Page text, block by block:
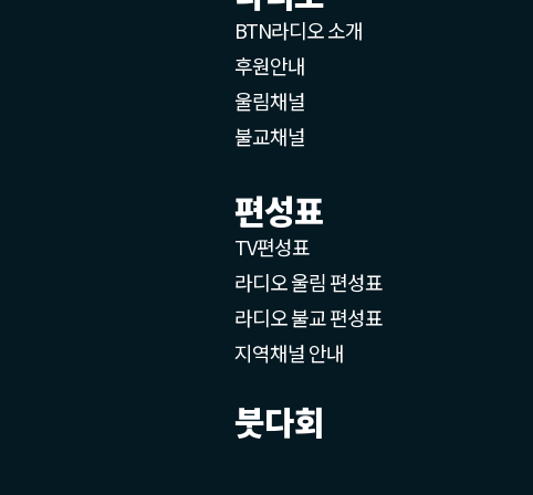
BTN라디오 소개
후원안내
울림채널
불교채널
편성표
TV편성표
라디오 울림 편성표
라디오 불교 편성표
지역채널 안내
붓다회